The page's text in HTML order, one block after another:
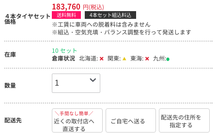
４本タイヤセット
価格
183,760 円(税込)
送料無料 4本セット組込料込
※工賃に車両への脱着料は含みません
※組込・空気充填・バランス調整を行って発送します
在庫
10 セット
倉庫状況 北海道: 関東: 東海: 九州:
数量
配送先
＼手間なし簡単／
近くの取付店へ
直送する
ご自宅へ送る
配送先の住所を
指定する